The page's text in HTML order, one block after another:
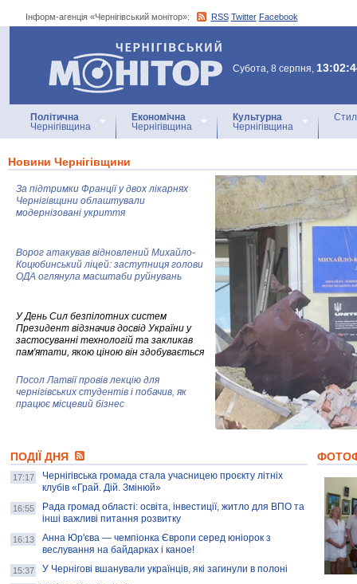
Інформ-агенція «Чернігівський монітор»: RSS Twitter Facebook
Інформ-агенція
«Чернігівський монітор»
Субота, 8 серпня,
Політична
Чернігівщина
Економічна
Чернігівщина
Культурна
Чернігівщина
Новини Чернігівщини
За підтримки Франції у двох лікарнях
Чернігівщини облаштували
модернізовані укриття
Ворог атакував відновлений Михайло-
Коцюбинський ліцей: заступниця голови
ОДА оглянула масштаби руйнувань
У День Сил безпілотних систем
Президент відзначив досвід України у
застосуванні технологій та закликав
пам'ятати, якою ціною він здобувається
Посол Латвії провів лекцію для
чернігівських студентів і побачив, як
працює місцевий бізнес
колекцію про війну, емоції та тварин
AB InBev Efes Україна підтримала
навчальний проєкт "Молодіжна бізнес-
школа", спрямований на розвиток
підприємництва у Чернігівській області
Золота тварина: видання Forbes
ПОДІЇ ДНЯ
17:17
Чернігівська громада стала учасницею проєкту літніх
клубів «Грай. Дій. Змінюй»
16:55
Рада громад області: освіта, інвестиції, житло для ВПО та
інші важливі питання розвитку
16:13
Анна Юр'єва — чемпіонка Європи серед юніорок з
веслування на байдарках і каное!
15:37 У Чернігові вшанували українців, які загинули в полоні